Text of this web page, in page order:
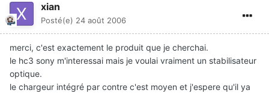
xian
Posté(e) 24 août 2006
merci, c'est exactement le produit que je cherchai.
le hc3 sony m'interessai mais je voulai vraiment un stabilisateur
optique.
le chargeur intégré par contre c'est moyen et j'espere qu'il ya